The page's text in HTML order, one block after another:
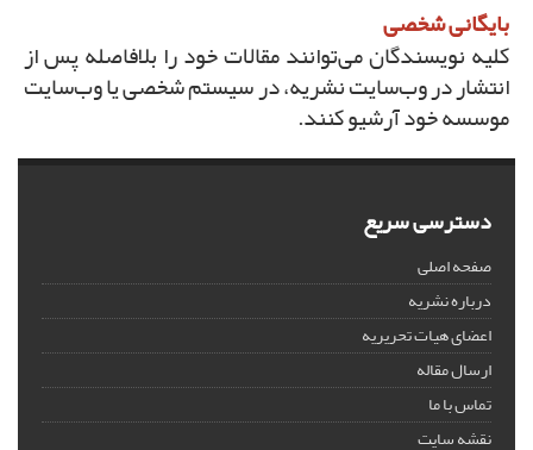
بایگانی شخصی
کلیه نویسندگان می‌توانند مقالات خود را بلافاصله پس از
انتشار در وب‌سایت نشریه، در سیستم شخصی یا وب‌سایت
موسسه خود آرشیو کنند.
دسترسی سریع
صفحه اصلی
درباره نشریه
اعضای هیات تحریریه
ارسال مقاله
تماس با ما
نقشه سایت